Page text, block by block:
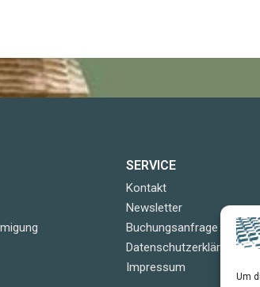
Um
SERVICE
Kontakt
Newsletter
Buchungsanfrage
Datenschutzerklärung
Impressum